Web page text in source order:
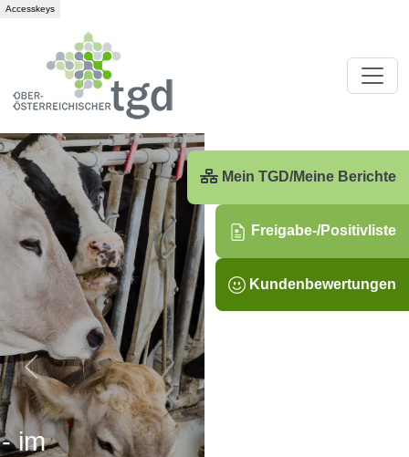
Accesskeys
Freigabe-/Positivliste
Kundenbewertungen
Mein TGD/Meine Berichte
zurück